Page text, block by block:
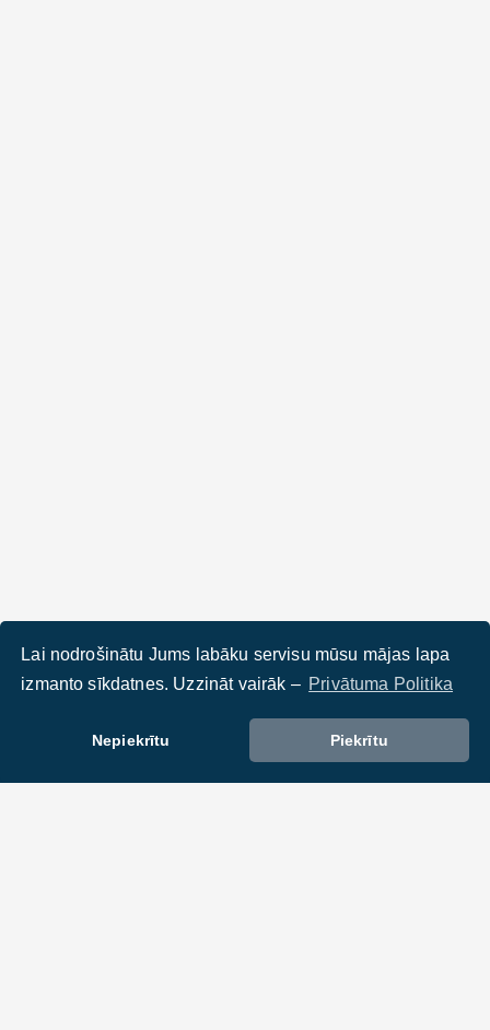
Lai nodrošinātu Jums labāku servisu mūsu mājas lapa
izmanto sīkdatnes. Uzzināt vairāk – Privātuma Politika
Nepiekrītu Piekrītu